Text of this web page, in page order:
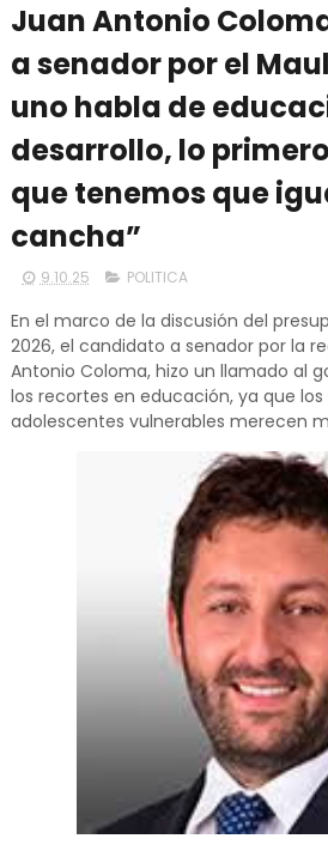
Juan Antonio
a senador por el
uno habla de
desarrollo, lo
que tenemos que
cancha”
9.10.25 POLITICA
En el marco de la discusión del
2026, el candidato a senador por la
Antonio Coloma, hizo un llamado al
los recortes en educación, ya que los
adolescentes vulnerables merecen